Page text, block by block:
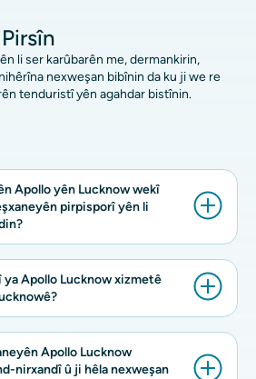
li ser karûbarên me, dermankirin,
nexweşan bibînin da ku ji we re
tenduristî yên agahdar bistînin.
Apollo yên Lucknow wekî
pirpisporî yên li
ya Apollo Lucknow xizmetê
Apollo Lucknow
nirxandî û ji hêla nexweşan